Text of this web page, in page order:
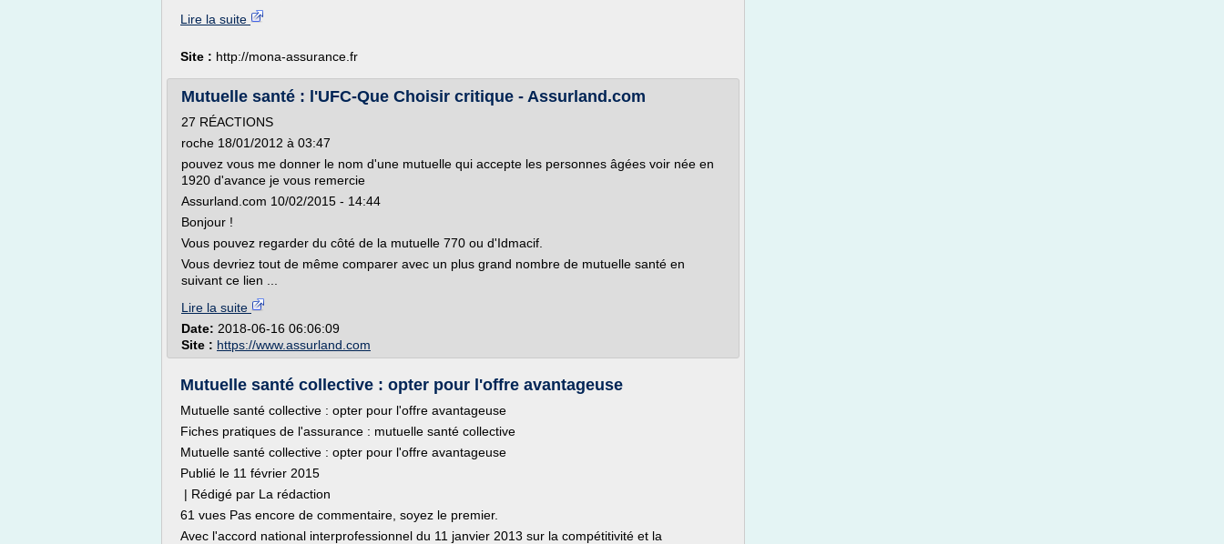
Lire la suite
Site : http://mona-assurance.fr
Mutuelle santé : l'UFC-Que Choisir critique - Assurland.com
27 RÉACTIONS
roche 18/01/2012 à 03:47
pouvez vous me donner le nom d'une mutuelle qui accepte les personnes âgées voir née en
1920 d'avance je vous remercie
Assurland.com 10/02/2015 - 14:44
Bonjour !
Vous pouvez regarder du côté de la mutuelle 770 ou d'Idmacif.
Vous devriez tout de même comparer avec un plus grand nombre de mutuelle santé en
suivant ce lien ...
Lire la suite
Date: 2018-06-16 06:06:09
Site : https://www.assurland.com
Mutuelle santé collective : opter pour l'offre avantageuse
Mutuelle santé collective : opter pour l'offre avantageuse
Fiches pratiques de l'assurance : mutuelle santé collective
Mutuelle santé collective : opter pour l'offre avantageuse
Publié le 11 février 2015
| Rédigé par La rédaction
61 vues Pas encore de commentaire, soyez le premier.
Avec l'accord national interprofessionnel du 11 janvier 2013 sur la compétitivité et la